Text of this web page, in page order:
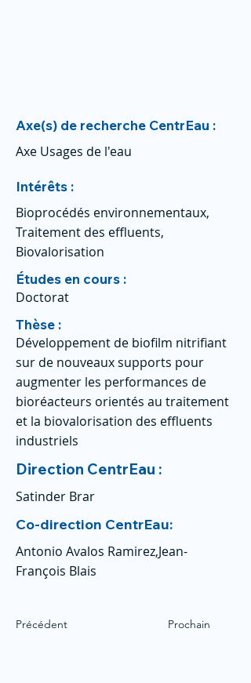
Axe(s) de recherche CentrEau :
Axe Usages de l'eau
Intérêts :
Bioprocédés environnementaux,
Traitement des effluents,
Biovalorisation
Études en cours :
Doctorat
Thèse :
Développement de biofilm nitrifiant
sur de nouveaux supports pour
augmenter les performances de
bioréacteurs orientés au traitement
et la biovalorisation des effluents
industriels
Direction CentrEau :
Satinder Brar
Co-direction CentrEau:
Antonio Avalos Ramirez,Jean-
François Blais
Précédent Prochain